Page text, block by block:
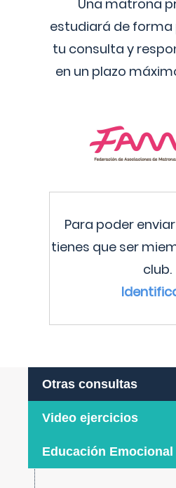
Una matrona
estudiará de forma
tu consulta y
en un plazo
Para poder
tienes que ser
club.
Otras consultas
Video ejercicios
Educación Emocional